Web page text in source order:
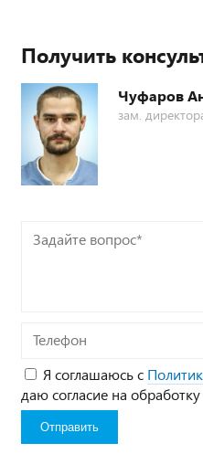
Получить
Чуфаров
зам.
Задайте
вопрос*
Телефон
Я соглашаюсь с
даю согласие на